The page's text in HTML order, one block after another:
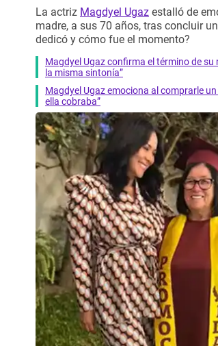
La actriz Magdyel Ugaz estalló de
madre, a sus 70 años, tras concluir
dedicó y cómo fue el momento?
Magdyel Ugaz confirma el término de
la misma sintonía”
Magdyel Ugaz emociona al comprarle
ella cobraba”